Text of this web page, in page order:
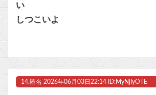
い
しつこいよ
14. 匿名 2026年06月03日22:14 ID:MyNjIyOTE